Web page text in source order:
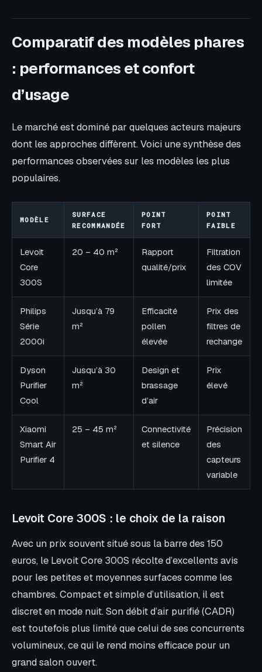
Comparatif des modèles phares
: performances et confort
d’usage
Le marché est dominé par quelques acteurs majeurs
dont les approches diffèrent. Voici une synthèse des
performances observées sur les modèles les plus
populaires.
MODÈLE
SURFACE
RECOMMANDÉE
POINT
FORT
POINT
FAIBLE
Levoit
Core
300S
20 – 40 m²
Rapport
qualité/prix
Filtration
des COV
limitée
Philips
Série
2000i
Jusqu’à 79
m²
Efficacité
pollen
élevée
Prix des
filtres de
rechange
Dyson
Purifier
Cool
Jusqu’à 30
m²
Design et
brassage
d’air
Prix
élevé
Xiaomi
Smart Air
Purifier 4
25 – 45 m²
Connectivité
et silence
Précision
des
capteurs
variable
Levoit Core 300S : le choix de la raison
Avec un prix souvent situé sous la barre des 150
euros, le Levoit Core 300S récolte d’excellents avis
pour les petites et moyennes surfaces comme les
chambres. Compact et simple d’utilisation, il est
discret en mode nuit. Son débit d’air purifié (CADR)
est toutefois plus limité que celui de ses concurrents
volumineux, ce qui le rend moins efficace pour un
grand salon ouvert.